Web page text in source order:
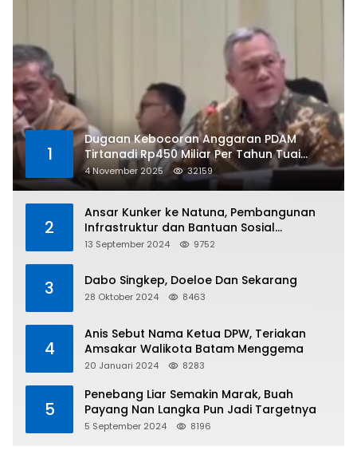
1
Dugaan Kebocoran Anggaran PDAM
Tirtanadi Rp450 Miliar Per Tahun Tuai
Kritikan
4 November 2025 32159
2
Ansar Kunker ke Natuna, Pembangunan
Infrastruktur dan Bantuan Sosial
Direalisasikan Hingga Pulau Tiga
13 September 2024 9752
3 Dabo Singkep, Doeloe Dan Sekarang
28 Oktober 2024 8463
4
Anis Sebut Nama Ketua DPW, Teriakan
Amsakar Walikota Batam Menggema
20 Januari 2024 8283
5
Penebang Liar Semakin Marak, Buah
Payang Nan Langka Pun Jadi Targetnya
5 September 2024 8196